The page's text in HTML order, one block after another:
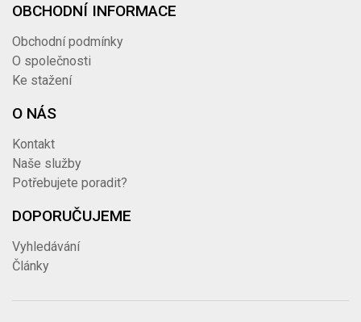
OBCHODNÍ INFORMACE
Obchodní podmínky
O společnosti
Ke stažení
O NÁS
Kontakt
Naše služby
Potřebujete poradit?
DOPORUČUJEME
Vyhledávání
Články